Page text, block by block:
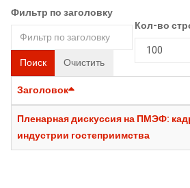
Фильтр по заголовку
Поиск Очистить
Кол-во
Заголовок
Пленарная дискуссия на ПМЭФ:
индустрии гостеприимства